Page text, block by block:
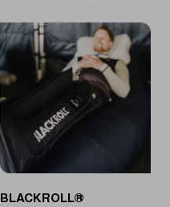
Clubhouse
:
sport,
lifestyle
&
BLACKROLL®